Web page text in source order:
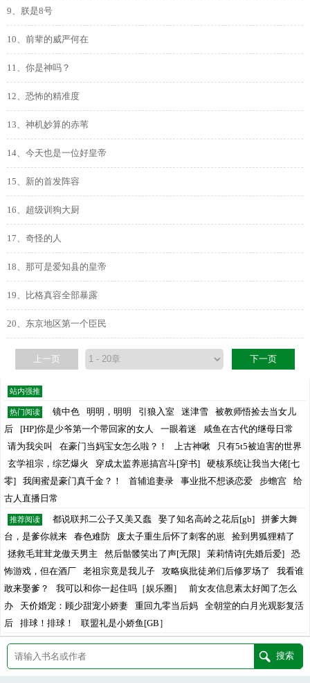
9、朕是8号
10、前辈的威严何在
11、你是神吗？
12、恐怖的精准度
13、神机妙算的赤苇
14、今天也是一位好皇帝
15、新的首发阵容
16、超级训狗大厨
17、奇怪的人
18、那可是爱知县的皇帝
19、比格真容全部暴露
20、东京地区第一个臣民
上一页 下一页
站内强推
热门阅读 镜中色 明明，明明 引狼入室 迷津雪
被教师悟捡去当女儿
后
[HP]你是少爷第一个带回家的女人 一眼着迷
咸鱼在古代的继母日常
请为我尖叫
在豪门当妈宝女怎么啦？！ 上古神啾
只有5t5被迫害的世界
玄学祖宗，综艺爆火
穿成太监养崽搞宫斗[穿书]
硬核系统让我当大佬[七
零]
我闺蜜是豪门真千金？！ 首辅追妻录 事业批不想谈恋爱 步蟾宫
给
古人直播日常
推荐阅读 都说联邦二公子又美又蠢 娶了知名高岭之花后[gb]
拼爹大舞
台，是爹你就来
春色难防 废太子重生后怀了刺客的崽
捡到男狐狸精了
拯救毛茸茸龙傲天男主
然后骷髅笑出了声[无限] 茉莉情诗[先婚后爱]
恐
怖游戏，但在酒厂
老祖宗竟是我儿子 攻略疯批徒弟们后修罗场了
我看谁
敢来娶爹？
我可以和你一起住吗［娱乐圈］
前女友信息素太好闻了怎么
办
天价婚宠：顾少甜宠小娇妻 重回九零当后妈
全朝堂的白月光观影复活
后
排球！排球！ 联盟礼是小娇鱼[GB］